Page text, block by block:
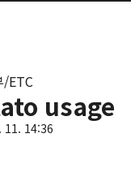
/ETC
usage
11. 14:36